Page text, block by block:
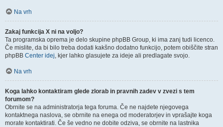
Na vrh
Zakaj funkcija X ni na voljo?
Ta programska oprema je delo skupine phpBB Group, ki ima zanj tudi licenco.
Če mislite, da bi bilo treba dodati kakšno dodatno funkcijo, potem obiščite stran
phpBB Center idej, kjer lahko glasujete za ideje ali predlagate svojo.
Na vrh
Koga lahko kontaktiram glede zlorab in pravnih zadev v zvezi s tem
forumom?
Obrnite se na administratorja tega foruma. Če ne najdete njegovega
kontaktnega naslova, se obrnite na enega od moderatorjev in vprašajte koga
morate kontaktirati. Če še vedno ne dobite odziva, se obrnite na lastnika